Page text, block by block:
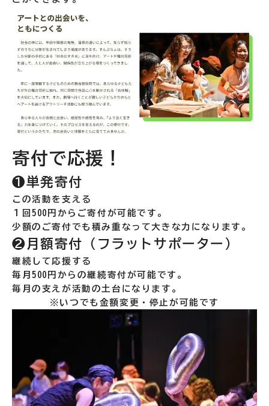
寄付で応援！
❶単発寄付
この活動を支える
１回500円からご寄付が可能です。
少額のご寄付でも積み重なって大きな力になります。
❷月額寄付（フラットサポーター）
継続して応援する
毎月500円からの継続寄付が可能です。
毎月の支えが活動の土台になります。
※いつでも金額変更・停止が可能です